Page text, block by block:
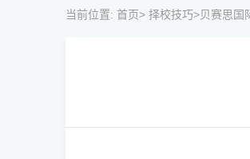
当前位置: 首页> 择校技巧>贝赛思国